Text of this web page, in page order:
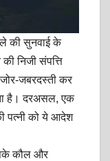
की सुनवाई के
की निजी संपत्ति
जबरदस्ती कर
है। दरअसल, एक
पत्नी को ये आदेश
कौल और